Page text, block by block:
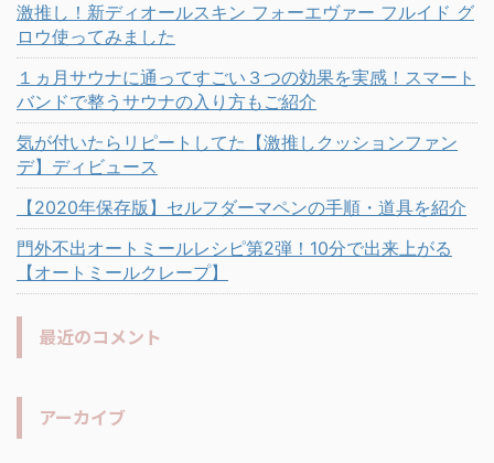
激推し！新ディオールスキン フォーエヴァー フルイド グ
ロウ使ってみました
１ヵ月サウナに通ってすごい３つの効果を実感！スマート
バンドで整うサウナの入り方もご紹介
気が付いたらリピートしてた【激推しクッションファン
デ】ディビュース
【2020年保存版】セルフダーマペンの手順・道具を紹介
門外不出オートミールレシピ第2弾！10分で出来上がる
【オートミールクレープ】
最近のコメント
アーカイブ